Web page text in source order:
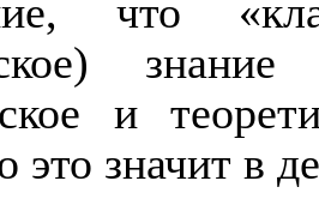
что
и
это значит в